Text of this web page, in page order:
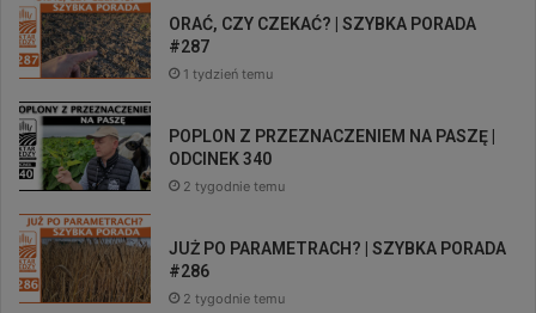
ORAĆ, CZY CZEKAĆ? | SZYBKA PORADA
#287
1 tydzień temu
POPLON Z PRZEZNACZENIEM NA PASZĘ |
ODCINEK 340
2 tygodnie temu
JUŻ PO PARAMETRACH? | SZYBKA PORADA
#286
2 tygodnie temu